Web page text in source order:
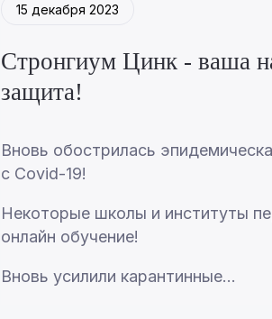
15 декабря 2023
Стронгиум Цинк - ваша
защита!
Вновь обострилась
с Covid-19!
Некоторые школы и институты
онлайн обучение!
Вновь усилили карантинные...